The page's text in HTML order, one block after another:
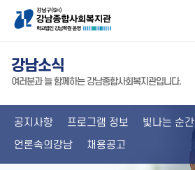
강남소식
여러분과 늘 함께하는 강남종합사회복지관입니다.
공지사항 프로그램 정보 빛나는 순간
언론속의강남
채용공고